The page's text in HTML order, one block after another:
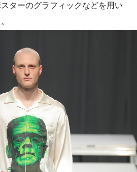
ターのグラフィックなどを用い